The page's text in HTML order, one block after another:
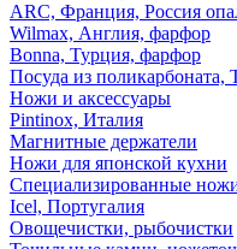
ARC, Франция, Россия
Wilmax, Англия, фарфор
Bonna, Турция, фарфор
Посуда из поликарбоната,
Ножи и аксессуары
Pintinox, Италия
Магнитные держатели
Ножи для японской кухни
Специализированные
Icel, Португалия
Овощечистки, рыбочистки